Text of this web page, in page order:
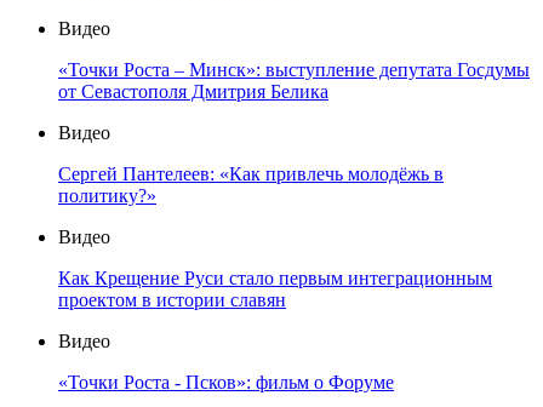
Видео
«Точки Роста – Минск»: выступление депутата Госдумы
от Севастополя Дмитрия Белика
Видео
Сергей Пантелеев: «Как привлечь молодёжь в
политику?»
Видео
Как Крещение Руси стало первым интеграционным
проектом в истории славян
Видео
«Точки Роста - Псков»: фильм о Форуме